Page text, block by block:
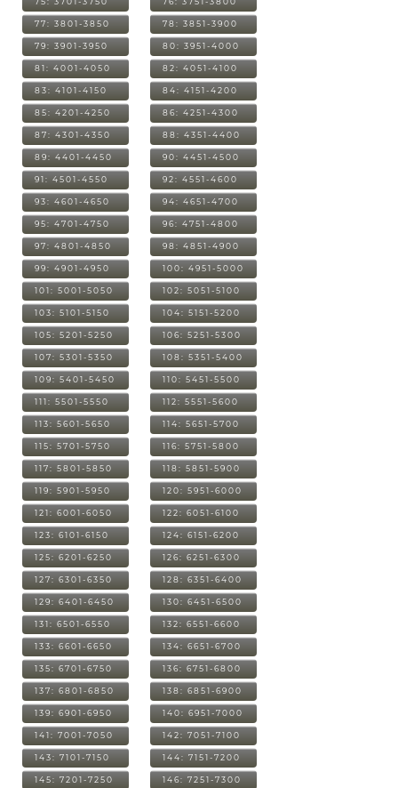
77: 3801-3850 78: 3851-3900
79: 3901-3950 80: 3951-4000
81: 4001-4050 82: 4051-4100
83: 4101-4150 84: 4151-4200
85: 4201-4250 86: 4251-4300
87: 4301-4350 88: 4351-4400
89: 4401-4450 90: 4451-4500
91: 4501-4550 92: 4551-4600
93: 4601-4650 94: 4651-4700
95: 4701-4750 96: 4751-4800
97: 4801-4850 98: 4851-4900
99: 4901-4950 100: 4951-5000
101: 5001-5050 102: 5051-5100
103: 5101-5150 104: 5151-5200
105: 5201-5250 106: 5251-5300
107: 5301-5350 108: 5351-5400
109: 5401-5450 110: 5451-5500
111: 5501-5550 112: 5551-5600
113: 5601-5650 114: 5651-5700
115: 5701-5750 116: 5751-5800
117: 5801-5850 118: 5851-5900
119: 5901-5950 120: 5951-6000
121: 6001-6050 122: 6051-6100
123: 6101-6150 124: 6151-6200
125: 6201-6250 126: 6251-6300
127: 6301-6350 128: 6351-6400
129: 6401-6450 130: 6451-6500
131: 6501-6550 132: 6551-6600
133: 6601-6650 134: 6651-6700
135: 6701-6750 136: 6751-6800
137: 6801-6850 138: 6851-6900
139: 6901-6950 140: 6951-7000
141: 7001-7050 142: 7051-7100
143: 7101-7150 144: 7151-7200
145: 7201-7250 146: 7251-7300